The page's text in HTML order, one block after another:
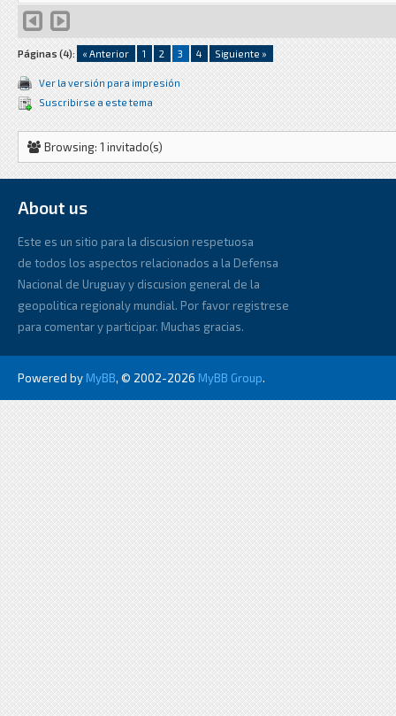
Páginas (4): « Anterior 1 2 3 4 Siguiente »
Ver la versión para impresión
Suscribirse a este tema
Browsing: 1 invitado(s)
About us
Este es un sitio para la discusion respetuosa
de todos los aspectos relacionados a la Defensa
Nacional de Uruguay y discusion general de la
geopolitica regionaly mundial. Por favor registrese
para comentar y participar. Muchas gracias.
Powered by MyBB, © 2002-2026 MyBB Group.